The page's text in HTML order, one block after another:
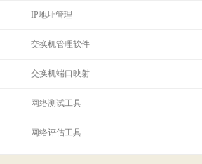
IP地址管理
交换机管理软件
交换机端口映射
网络测试工具
网络评估工具